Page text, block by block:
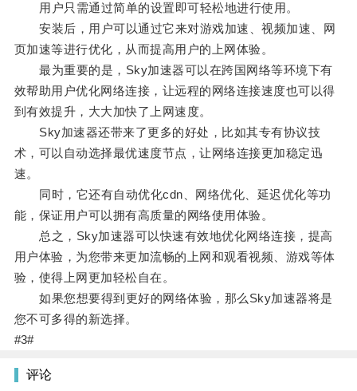
用户只需通过简单的设置即可轻松地进行使用。
安装后，用户可以通过它来对游戏加速、视频加速、网
页加速等进行优化，从而提高用户的上网体验。
最为重要的是，Sky加速器可以在跨国网络等环境下有
效帮助用户优化网络连接，让远程的网络连接速度也可以得
到有效提升，大大加快了上网速度。
Sky加速器还带来了更多的好处，比如其专有协议技
术，可以自动选择最优速度节点，让网络连接更加稳定迅
速。
同时，它还有自动优化cdn、网络优化、延迟优化等功
能，保证用户可以拥有高质量的网络使用体验。
总之，Sky加速器可以快速有效地优化网络连接，提高
用户体验，为您带来更加流畅的上网和观看视频、游戏等体
验，使得上网更加轻松自在。
如果您想要得到更好的网络体验，那么Sky加速器将是
您不可多得的新选择。
#3#
评论